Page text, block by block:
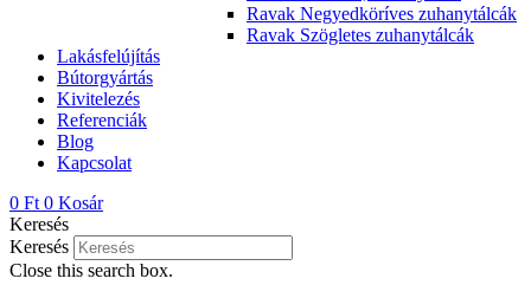
Ravak Negyedköríves zuhanytálcák
Ravak Szögletes zuhanytálcák
Lakásfelújítás
Bútorgyártás
Kivitelezés
Referenciák
Blog
Kapcsolat
0 Ft 0 Kosár
Keresés
Keresés
Close this search box.